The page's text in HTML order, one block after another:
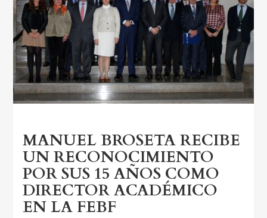
MANUEL BROSETA RECIBE
UN RECONOCIMIENTO
POR SUS 15 AÑOS COMO
DIRECTOR ACADÉMICO
EN LA FEBF